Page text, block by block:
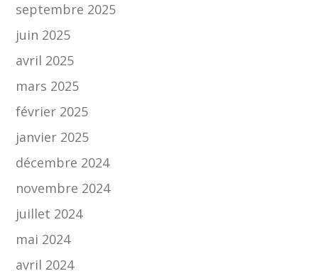
septembre 2025
juin 2025
avril 2025
mars 2025
février 2025
janvier 2025
décembre 2024
novembre 2024
juillet 2024
mai 2024
avril 2024